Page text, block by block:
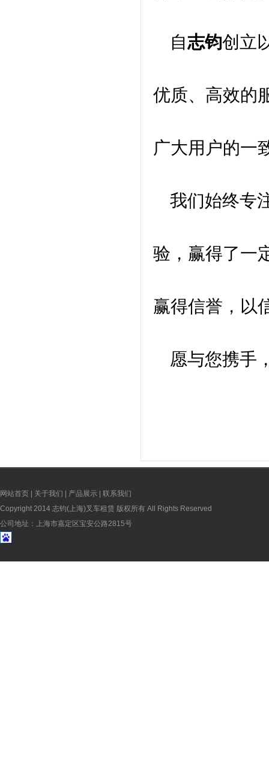
自志钧创立
优质、高效的
广大用户的一
我们始终专
验，赢得了一
赢得信誉，以
愿与您携手
网站首页 关于我们 产品展示
联系我们
Copyright 2014 志钧(上海)叉车租赁 版权所有 All Rights Reserved
公司地址：上海市嘉定区宝安公路2815号